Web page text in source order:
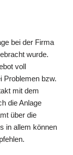
bei der Firma
wurde.
voll
Problemen bzw.
mit dem
die Anlage
über die
in allem können